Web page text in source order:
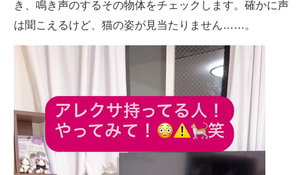
き、鳴き声のするその物体をチェックします。確かに声
は聞こえるけど、猫の姿が見当たりません……。